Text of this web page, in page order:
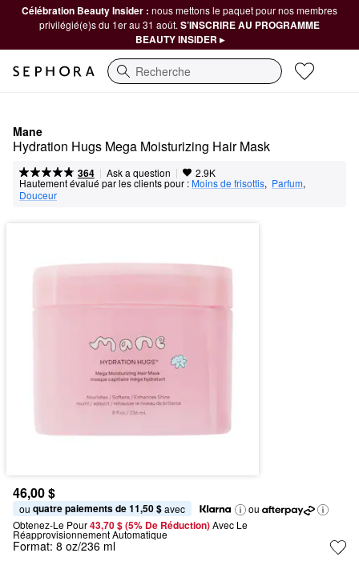
Célébration Beauty Insider : nous mettons le paquet pour nos membres
privilégié(e)s du 1er au 31 août. S’INSCRIRE AU PROGRAMME
BEAUTY INSIDER ▸
Recherche
Mane
Hydration Hugs Mega Moisturizing Hair Mask
364 | Ask a question | 2.9K
Hautement évalué par les clients pour :Moins de frisottis, Parfum,
Douceur
46,00 $
ou quatre paiements de 11,50 $ avec
ou
Obtenez-Le Pour43,70 $ (5% De Réduction) Avec Le
Réapprovisionnement Automatique
Format: 8 oz/236 ml